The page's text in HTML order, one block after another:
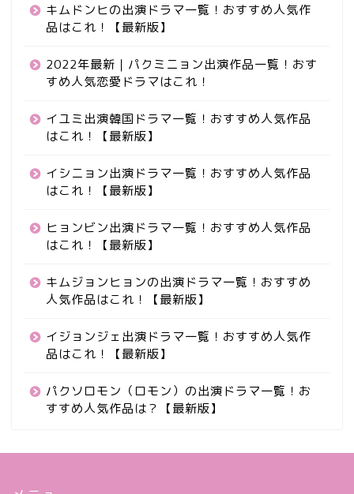
キムドンヒの出演ドラマ一覧！おすすめ人気作
品はこれ！【最新版】
2022年最新｜パクミニョン出演作品一覧！おす
すめ人気恋愛ドラマはこれ！
イユミ出演韓国ドラマ一覧！おすすめ人気作品
はこれ！【最新版】
イシニョン出演ドラマ一覧！おすすめ人気作品
はこれ！【最新版】
ヒョンビン出演ドラマ一覧！おすすめ人気作品
はこれ！【最新版】
キムジョンヒョンの出演ドラマ一覧！おすすめ
人気作品はこれ！【最新版】
イジョンジェ出演ドラマ一覧！おすすめ人気作
品はこれ！【最新版】
パクソロモン（ロモン）の出演ドラマ一覧！お
すすめ人気作品は？【最新版】